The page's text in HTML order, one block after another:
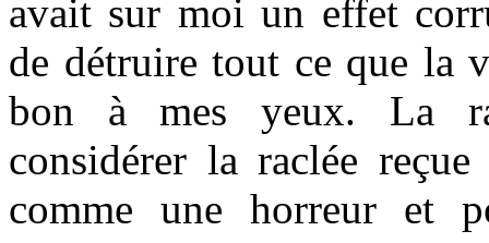
avait sur moi un effet
de détruire tout ce que la
bon à mes yeux. La
considérer la raclée
comme une horreur et